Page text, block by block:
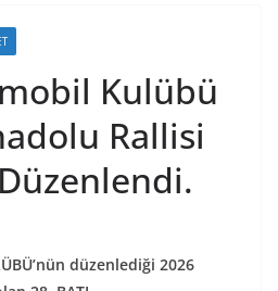
Kulübü
Rallisi
düzenlediği 2026